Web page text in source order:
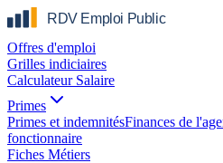
Offres d'emploi
Grilles indiciaires
Calculateur Salaire
Primes
Primes et indemnitésFinances de
fonctionnaire
Fiches Métiers